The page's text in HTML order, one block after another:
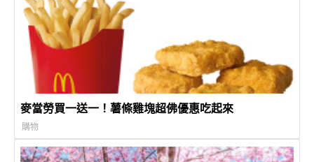
麥當勞買一送一！薯條雞塊超佛優惠吃起來
購物